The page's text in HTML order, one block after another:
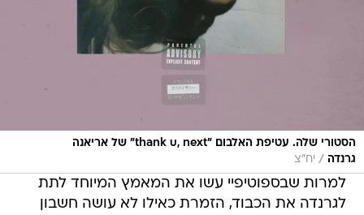
הסטורי שלה. עטיפת האלבום "thank u, next" של אריאנה
גרנדה / יח"צ
למרות שבספוטיפיי עשו את המאמץ המיוחד לתת
לגרנדה את הכבוד, הזמרת כאילו לא עושה חשבון